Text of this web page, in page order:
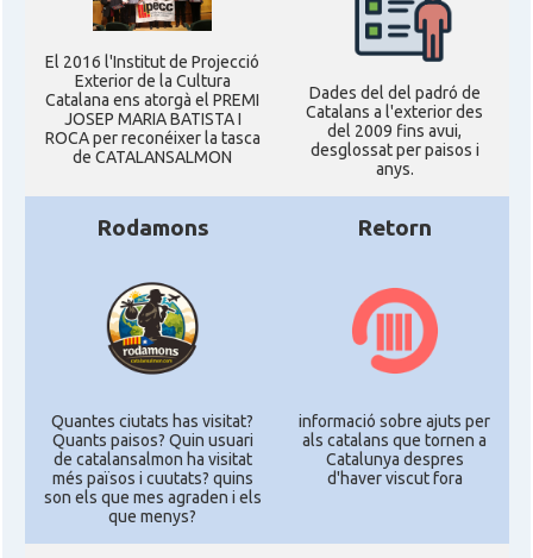
El 2016 l'Institut de Projecció
Exterior de la Cultura
Catalana ens atorgà el PREMI
JOSEP MARIA BATISTA I
ROCA per reconéixer la tasca
de CATALANSALMON
Dades del del padró de
Catalans a l'exterior des
del 2009 fins avui,
desglossat per paisos i
anys.
Rodamons
Quantes ciutats has visitat?
Quants paisos? Quin usuari
de catalansalmon ha visitat
més països i cuutats? quins
son els que mes agraden i els
que menys?
Retorn
informació sobre ajuts per
als catalans que tornen a
Catalunya despres
d'haver viscut fora